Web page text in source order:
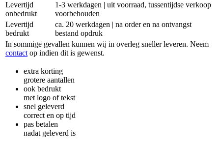
Levertijd
onbedrukt
1-3 werkdagen | uit voorraad, tussentijdse verkoop
voorbehouden
Levertijd
bedrukt
ca. 20 werkdagen | na order en na ontvangst
bestand opdruk
In sommige gevallen kunnen wij in overleg sneller leveren. Neem
contact op indien dit is gewenst.
extra korting
grotere aantallen
ook bedrukt
met logo of tekst
snel geleverd
correct en op tijd
pas betalen
nadat geleverd is